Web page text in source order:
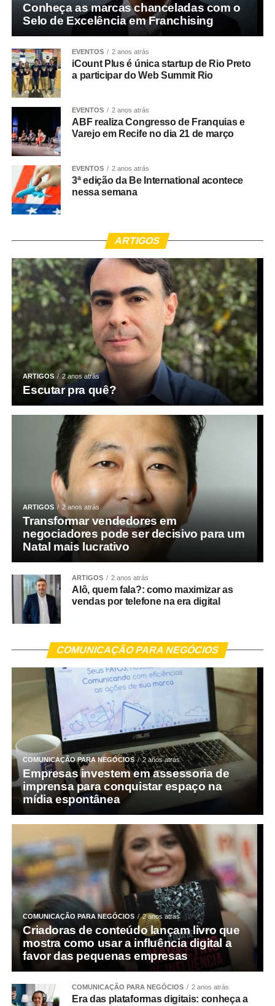
Conheça as marcas chanceladas com o
Selo de Excelência em Franchising
EVENTOS 2 anos atrás
iCount Plus é única startup de Rio Preto
a participar do Web Summit Rio
EVENTOS 2 anos atrás
ABF realiza Congresso de Franquias e
Varejo em Recife no dia 21 de março
EVENTOS 2 anos atrás
3ª edição da Be International acontece
nessa semana
ARTIGOS
ARTIGOS 2 anos atrás
Escutar pra quê?
ARTIGOS 2 anos atrás
Transformar vendedores em
negociadores pode ser decisivo para um
Natal mais lucrativo
ARTIGOS 2 anos atrás
Alô, quem fala?: como maximizar as
vendas por telefone na era digital
COMUNICAÇÃO PARA NEGÓCIOS
COMUNICAÇÃO PARA NEGÓCIOS 2 anos atrás
Empresas investem em assessoria de
imprensa para conquistar espaço na
mídia espontânea
COMUNICAÇÃO PARA NEGÓCIOS 2 anos atrás
Criadoras de conteúdo lançam livro que
mostra como usar a influência digital a
favor das pequenas empresas
COMUNICAÇÃO PARA NEGÓCIOS 2 anos atrás
Era das plataformas digitais: conheça a